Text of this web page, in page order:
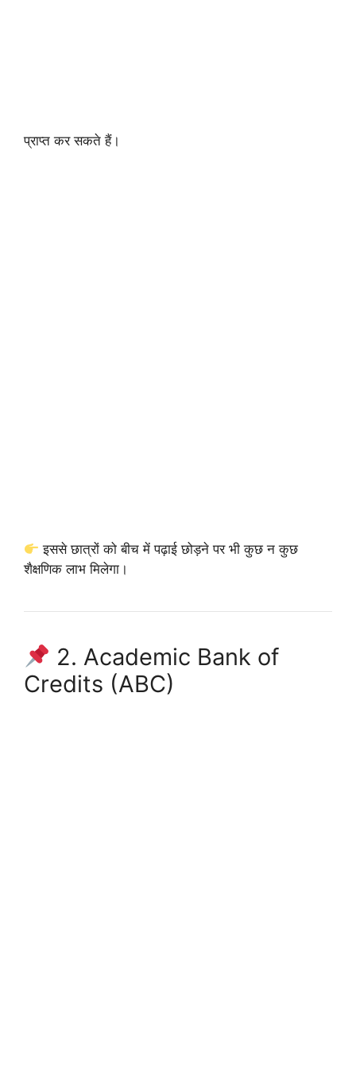
प्राप्त कर सकते हैं।
इससे छात्रों को बीच में पढ़ाई छोड़ने पर भी कुछ न कुछ
शैक्षणिक लाभ मिलेगा।
2. Academic Bank of
Credits (ABC)